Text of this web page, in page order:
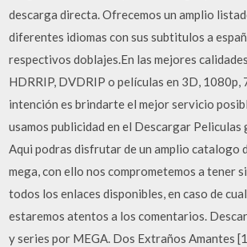
descarga directa. Ofrecemos un amplio
diferentes idiomas con sus subtitulos a
respectivos doblajes.En las mejores
HDRRIP, DVDRIP o películas en 3D, 1080p,
intención es brindarte el mejor servicio
usamos publicidad en el Descargar
Aqui podras disfrutar de un amplio catalogo
mega, con ello nos comprometemos a tener
todos los enlaces disponibles, en caso de
estaremos atentos a los comentarios.
y series por MEGA. Dos Extraños Amantes